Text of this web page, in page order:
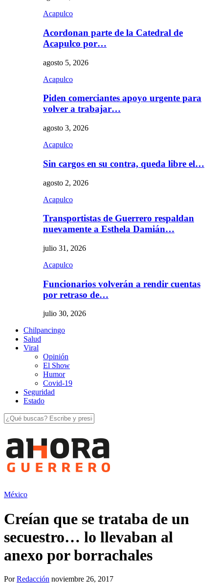
Acapulco
Acordonan parte de la Catedral de
Acapulco por…
agosto 5, 2026
Acapulco
Piden comerciantes apoyo urgente para
volver a trabajar…
agosto 3, 2026
Acapulco
Sin cargos en su contra, queda libre el…
agosto 2, 2026
Acapulco
Transportistas de Guerrero respaldan
nuevamente a Esthela Damián…
julio 31, 2026
Acapulco
Funcionarios volverán a rendir cuentas
por retraso de…
julio 30, 2026
Chilpancingo
Salud
Viral
Opinión
El Show
Humor
Covid-19
Seguridad
Estado
México
Creían que se trataba de un
secuestro… lo llevaban al
anexo por borrachales
PorRedacción noviembre 26, 2017